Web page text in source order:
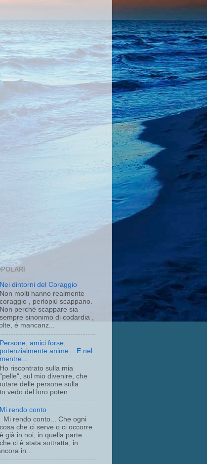
Nei dintorni del Coraggio
Non molti hanno realmente
coraggio , perlopiù scappano.
Non perché scappare sia
sempre sinonimo di codardia ,
é mancanz...
Persone, amici forse,
potenzialmente anime... E nel
mentre...
Ho riscontrato sulla mia
"pelle", sul mio divenire, che
delle persone sulla
vedo del loro poten...
Mi rendo conto
Mi rendo conto... Che ogni
cosa che ci serve o ci occorre
è già in noi, in quella parte
che ci è stata sottratta, in
in...